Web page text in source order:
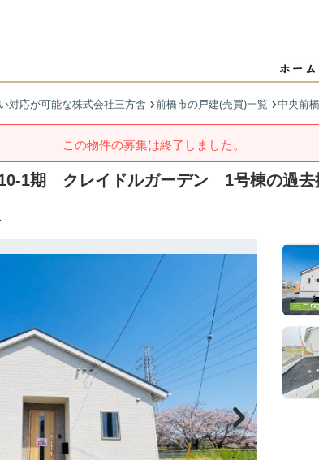
対応が可能な株式会社三方舎 前橋市の戸建(売買)一覧 中央前
この物件の募集は終了しました。
1期 クレイドルガーデン 1号棟の過去